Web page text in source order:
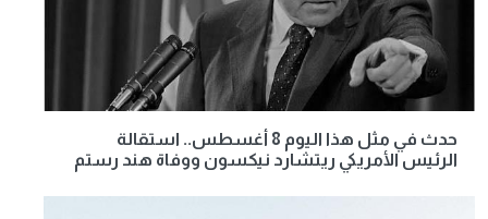
حدث في مثل هذا اليوم 8 أغسطس.. استقالة
الرئيس الأمريكي ريتشارد نيكسون ووفاة هند رستم